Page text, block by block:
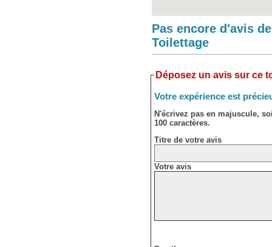
Pas encore d'avis
Toilettage
Déposez un avis sur ce
Votre expérience est
N'écrivez pas en majuscule,
100 caractères.
Titre de votre avis
Votre avis